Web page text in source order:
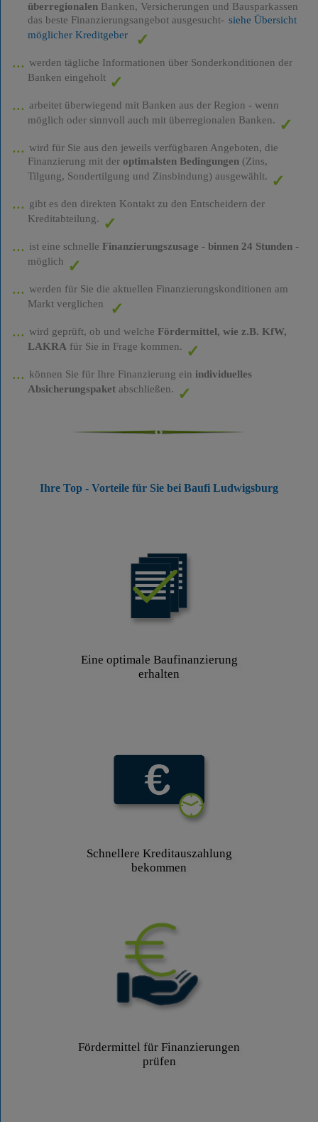
überregionalenBanken, Versicherungen und Bausparkassen
das beste Finanzierungsangebot ausgesucht- siehe Übersicht
möglicher Kreditgeber
werden tägliche Informationen über Sonderkonditionen der
Banken eingeholt
arbeitet überwiegend mit Banken aus der Region - wenn
möglich oder sinnvoll auch mit überregionalen Banken.
wird für Sie aus den jeweils verfügbaren Angeboten, die
Finanzierung mit der optimalsten Bedingungen(Zins,
Tilgung, Sondertilgung und Zinsbindung) ausgewählt.
gibt es den direkten Kontakt zu den Entscheidern der
Kreditabteilung.
ist eine schnelle Finanzierungszusage - binnen 24 Stunden-
möglich
werden für Sie die aktuellen Finanzierungskonditionen am
Markt verglichen
wird geprüft, ob und welche Fördermittel, wie z.B. KfW,
LAKRA für Sie in Frage kommen.
können Sie für Ihre Finanzierung ein individuelles
Absicherungspaketabschließen.
Ihre Top - Vorteile für Sie bei Baufi Ludwigsburg
Eine optimale Baufinanzierung
erhalten
Schnellere Kreditauszahlung
bekommen
Fördermittel für Finanzierungen
prüfen